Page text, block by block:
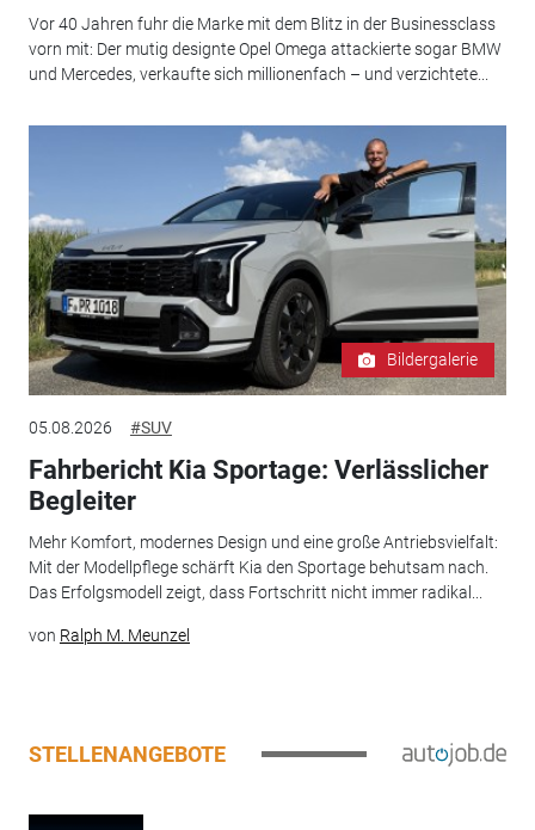
Vor 40 Jahren fuhr die Marke mit dem Blitz in der Businessclass
vorn mit: Der mutig designte Opel Omega attackierte sogar BMW
und Mercedes, verkaufte sich millionenfach – und verzichtete...
Bildergalerie
05.08.2026 #SUV
Fahrbericht Kia Sportage: Verlässlicher
Begleiter
Mehr Komfort, modernes Design und eine große Antriebsvielfalt:
Mit der Modellpflege schärft Kia den Sportage behutsam nach.
Das Erfolgsmodell zeigt, dass Fortschritt nicht immer radikal...
von Ralph M. Meunzel
STELLENANGEBOTE